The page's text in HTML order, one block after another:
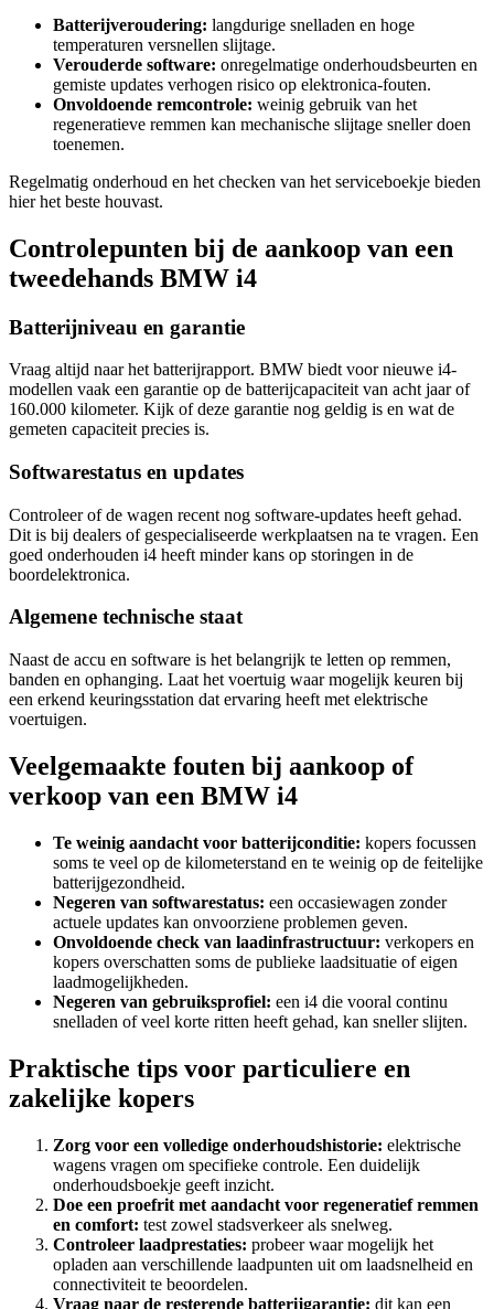
Batterijveroudering: langdurige snelladen en hoge
temperaturen versnellen slijtage.
Verouderde software: onregelmatige onderhoudsbeurten en
gemiste updates verhogen risico op elektronica-fouten.
Onvoldoende remcontrole: weinig gebruik van het
regeneratieve remmen kan mechanische slijtage sneller doen
toenemen.
Regelmatig onderhoud en het checken van het serviceboekje bieden
hier het beste houvast.
Controlepunten bij de aankoop van een
tweedehands BMW i4
Batterijniveau en garantie
Vraag altijd naar het batterijrapport. BMW biedt voor nieuwe i4-
modellen vaak een garantie op de batterijcapaciteit van acht jaar of
160.000 kilometer. Kijk of deze garantie nog geldig is en wat de
gemeten capaciteit precies is.
Softwarestatus en updates
Controleer of de wagen recent nog software-updates heeft gehad.
Dit is bij dealers of gespecialiseerde werkplaatsen na te vragen. Een
goed onderhouden i4 heeft minder kans op storingen in de
boordelektronica.
Algemene technische staat
Naast de accu en software is het belangrijk te letten op remmen,
banden en ophanging. Laat het voertuig waar mogelijk keuren bij
een erkend keuringsstation dat ervaring heeft met elektrische
voertuigen.
Veelgemaakte fouten bij aankoop of
verkoop van een BMW i4
Te weinig aandacht voor batterijconditie: kopers focussen
soms te veel op de kilometerstand en te weinig op de feitelijke
batterijgezondheid.
Negeren van softwarestatus: een occasiewagen zonder
actuele updates kan onvoorziene problemen geven.
Onvoldoende check van laadinfrastructuur: verkopers en
kopers overschatten soms de publieke laadsituatie of eigen
laadmogelijkheden.
Negeren van gebruiksprofiel: een i4 die vooral continu
snelladen of veel korte ritten heeft gehad, kan sneller slijten.
Praktische tips voor particuliere en
zakelijke kopers
Zorg voor een volledige onderhoudshistorie: elektrische
wagens vragen om specifieke controle. Een duidelijk
onderhoudsboekje geeft inzicht.
Doe een proefrit met aandacht voor regeneratief remmen
en comfort: test zowel stadsverkeer als snelweg.
Controleer laadprestaties: probeer waar mogelijk het
opladen aan verschillende laadpunten uit om laadsnelheid en
connectiviteit te beoordelen.
Vraag naar de resterende batterijgarantie: dit kan een